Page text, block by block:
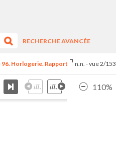
RECHERCHE AVANCÉE
96. Horlogerie. Rapport n.n. - vue 2/153
110%